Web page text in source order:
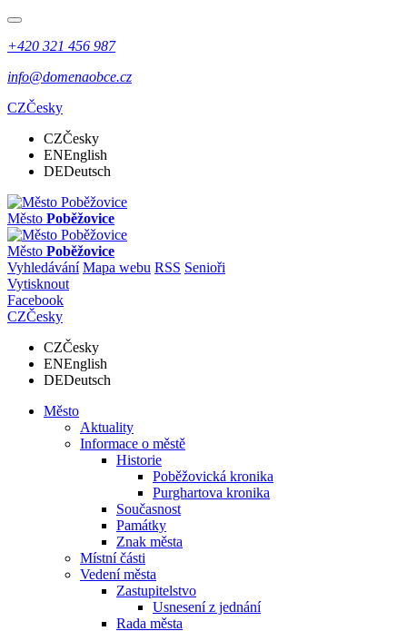
+420 321 456 987
info@domenaobce.cz
CZČesky
CZČesky
ENEnglish
DEDeutsch
Město Poběžovice
Město Poběžovice
Vyhledávání Mapa webu RSS Senioři
Vytisknout
Facebook
CZČesky
CZČesky
ENEnglish
DEDeutsch
Město
Aktuality
Informace o městě
Historie
Poběžovická kronika
Purghartova kronika
Současnost
Památky
Znak města
Místní části
Vedení města
Zastupitelstvo
Usnesení z jednání
Rada města